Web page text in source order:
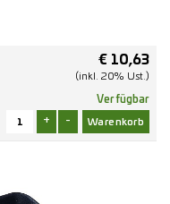
€ 10,63
(inkl. 20% Ust.)
Verfügbar
+ -